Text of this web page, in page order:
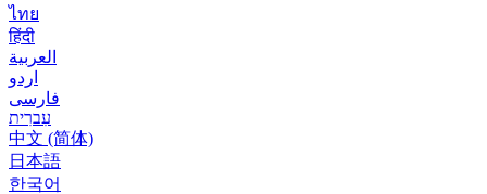
ไทย
हिंदी
العربية
اردو
فارسی
עִברִית
中文 (简体)
日本語
한국어